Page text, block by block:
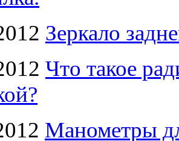
Зеркало
Что такое
Манометры